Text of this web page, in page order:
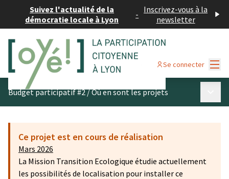
Suivez l'actualité de la
démocratie locale à Lyon
- Inscrivez-vous à la
newsletter
Se connecter
Budget participatif #2/Où en sont les projets
Ce projet est en cours de réalisation
Mars 2026
La Mission Transition Ecologique étudie actuellement
les possibilités de localisation pour installer ce